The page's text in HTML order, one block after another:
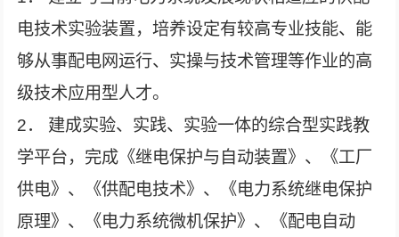
电技术实验装置，培养设定有较高专业技能、能
够从事配电网运行、实操与技术管理等作业的高
级技术应用型人才。
2． 建成实验、实践、实验一体的综合型实践教
学平台，完成《继电保护与自动装置》、《工厂
供电》、《供配电技术》、《电力系统继电保护
原理》、《电力系统微机保护》、《配电自动